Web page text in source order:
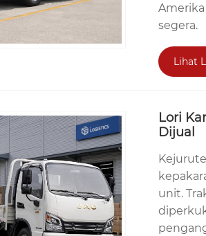
segera.
Lihat
Lori
Dijual
unit.